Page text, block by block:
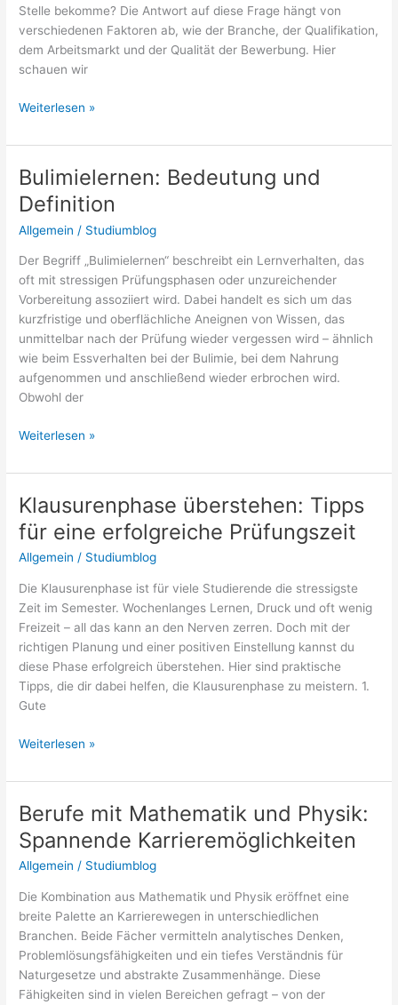
Stelle bekomme? Die Antwort auf diese Frage hängt von
verschiedenen Faktoren ab, wie der Branche, der Qualifikation,
dem Arbeitsmarkt und der Qualität der Bewerbung. Hier
schauen wir
Wie
Bewerbungen
bis
man
einen
bekommt?
Weiterlesen »
Bulimielernen: Bedeutung und
Definition
Allgemein / Studiumblog
Der Begriff „Bulimielernen“ beschreibt ein Lernverhalten, das
oft mit stressigen Prüfungsphasen oder unzureichender
Vorbereitung assoziiert wird. Dabei handelt es sich um das
kurzfristige und oberflächliche Aneignen von Wissen, das
unmittelbar nach der Prüfung wieder vergessen wird – ähnlich
wie beim Essverhalten bei der Bulimie, bei dem Nahrung
aufgenommen und anschließend wieder erbrochen wird.
Obwohl der
Bulimielernen:
und
Weiterlesen »
Klausurenphase überstehen: Tipps
für eine erfolgreiche Prüfungszeit
Allgemein / Studiumblog
Die Klausurenphase ist für viele Studierende die stressigste
Zeit im Semester. Wochenlanges Lernen, Druck und oft wenig
Freizeit – all das kann an den Nerven zerren. Doch mit der
richtigen Planung und einer positiven Einstellung kannst du
diese Phase erfolgreich überstehen. Hier sind praktische
Tipps, die dir dabei helfen, die Klausurenphase zu meistern. 1.
Gute
Klausurenphase
Tipps
eine
erfolgreiche
Prüfungszeit
Weiterlesen »
Berufe mit Mathematik und Physik:
Spannende Karrieremöglichkeiten
Allgemein / Studiumblog
Die Kombination aus Mathematik und Physik eröffnet eine
breite Palette an Karrierewegen in unterschiedlichen
Branchen. Beide Fächer vermitteln analytisches Denken,
Problemlösungsfähigkeiten und ein tiefes Verständnis für
Naturgesetze und abstrakte Zusammenhänge. Diese
Fähigkeiten sind in vielen Bereichen gefragt – von der